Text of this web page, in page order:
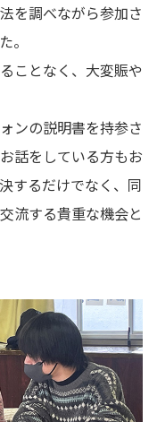
を調べながら参加さ
。
ことなく、大変賑や
ンの説明書を持参さ
話をしている方もお
するだけでなく、同
流する貴重な機会と